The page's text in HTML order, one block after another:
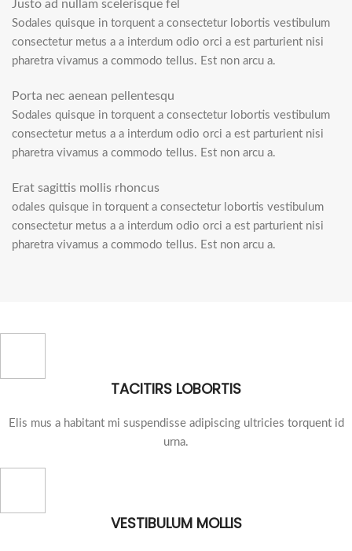
Justo ad nullam scelerisque fel
Sodales quisque in torquent a consectetur lobortis vestibulum
consectetur metus a a interdum odio orci a est parturient nisi
pharetra vivamus a commodo tellus. Est non arcu a.
Porta nec aenean pellentesqu
Sodales quisque in torquent a consectetur lobortis vestibulum
consectetur metus a a interdum odio orci a est parturient nisi
pharetra vivamus a commodo tellus. Est non arcu a.
Erat sagittis mollis rhoncus
odales quisque in torquent a consectetur lobortis vestibulum
consectetur metus a a interdum odio orci a est parturient nisi
pharetra vivamus a commodo tellus. Est non arcu a.
TACITIRS LOBORTIS
Elis mus a habitant mi suspendisse adipiscing ultricies torquent id
urna.
VESTIBULUM MOLLIS